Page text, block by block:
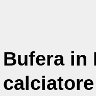
Bufera in